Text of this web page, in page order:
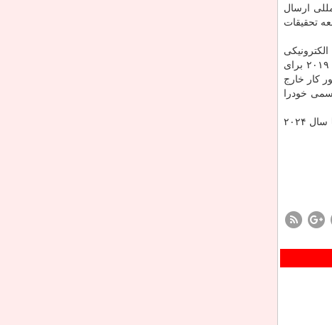
ارسال
تحقیقات
ثبت كنند. اما اعضای هیات علمی و پژوهشگران واجد شرایط در ایران باید پروپوزال های خودرا به زبان انگلیسی تا تاریخ ۱۵ آوریل ۲۰۱۹ برای
كار خارج
رسمی خودرا
این كمك های مالی به مدت دو سال و تا ۳۰ ژوئن ۲۰۲۱ در اختیار محققان و متخصصان قرار می گیرد و در صورتی نیاز، امكان دارد تا سال ۲۰۲۴